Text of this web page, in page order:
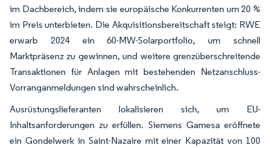
im Dachbereich, indem sie europäische Konkurrenten um 20 %
im Preis unterbieten. Die Akquisitionsbereitschaft steigt: RWE
erwarb 2024 ein 60-MW-Solarportfolio, um schnell
Marktpräsenz zu gewinnen, und weitere grenzüberschreitende
Transaktionen für Anlagen mit bestehenden Netzanschluss-
Vorranganmeldungen sind wahrscheinlich.
Ausrüstungslieferanten lokalisieren sich, um EU-
Inhaltsanforderungen zu erfüllen. Siemens Gamesa eröffnete
ein Gondelwerk in Saint-Nazaire mit einer Kapazität von 100